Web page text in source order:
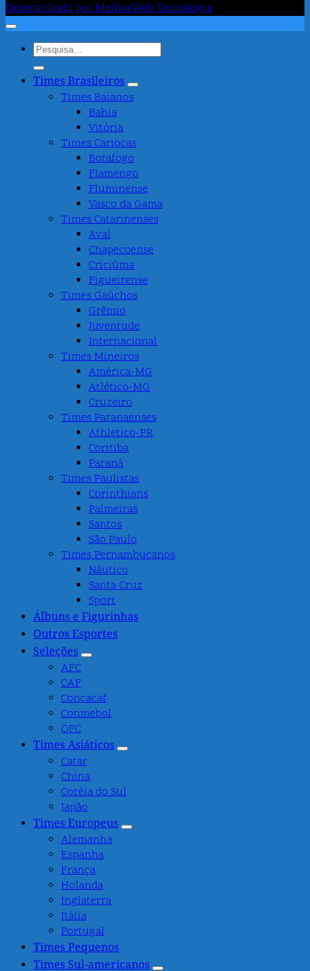
Desenvolvido por MelhorWeb Tecnologia
Pesquisar
por:
Times Brasileiros
Times Baianos
Bahia
Vitória
Times Cariocas
Botafogo
Flamengo
Fluminense
Vasco da Gama
Times Catarinenses
Avaí
Chapecoense
Criciúma
Figueirense
Times Gaúchos
Grêmio
Juventude
Internacional
Times Mineiros
América-MG
Atlético-MG
Cruzeiro
Times Paranaenses
Athletico-PR
Coritiba
Paraná
Times Paulistas
Corinthians
Palmeiras
Santos
São Paulo
Times Pernambucanos
Náutico
Santa Cruz
Sport
Álbuns e Figurinhas
Outros Esportes
Seleções
AFC
CAF
Concacaf
Conmebol
OFC
Times Asiáticos
Catar
China
Coréia do Sul
Japão
Times Europeus
Alemanha
Espanha
França
Holanda
Inglaterra
Itália
Portugal
Times Pequenos
Times Sul-americanos